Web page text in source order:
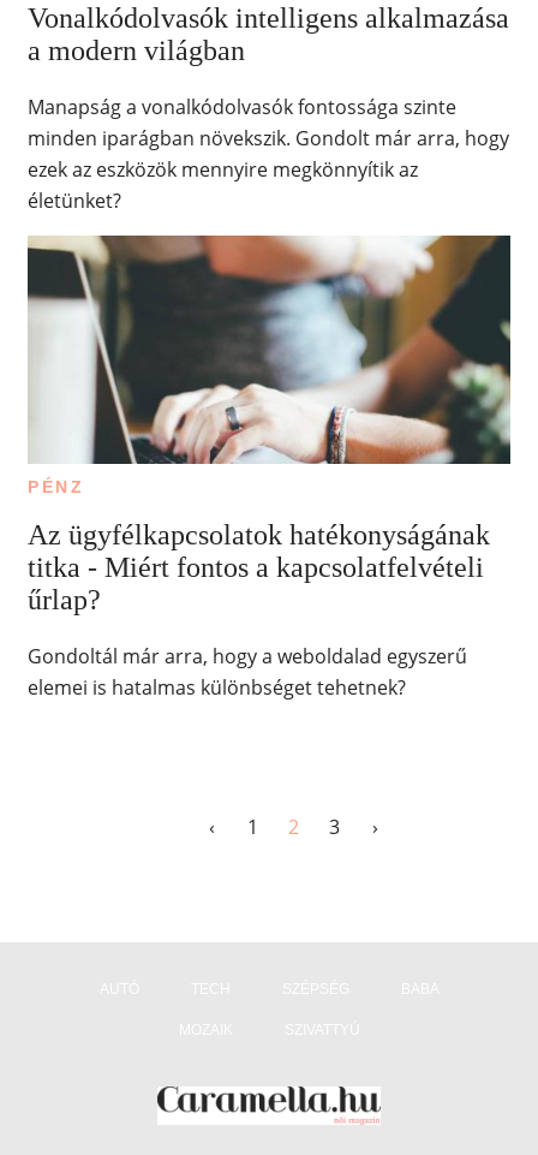
Vonalkódolvasók intelligens alkalmazása
a modern világban
Manapság a vonalkódolvasók fontossága szinte
minden iparágban növekszik. Gondolt már arra, hogy
ezek az eszközök mennyire megkönnyítik az
életünket?
PÉNZ
Az ügyfélkapcsolatok hatékonyságának
titka - Miért fontos a kapcsolatfelvételi
űrlap?
Gondoltál már arra, hogy a weboldalad egyszerű
elemei is hatalmas különbséget tehetnek?
‹ 1 2 3 ›